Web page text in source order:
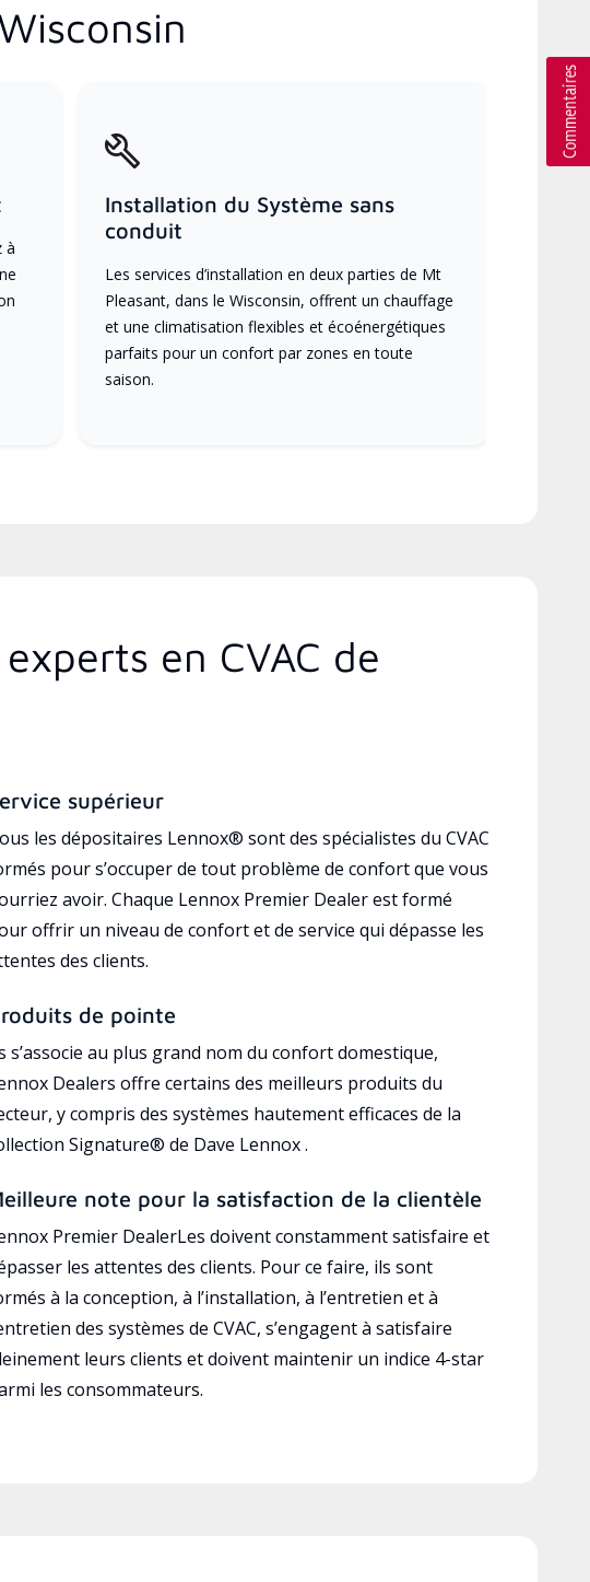
à
Installation du Système sans
conduit
Les services d’installation en deux parties de Mt
Pleasant, dans le Wisconsin, offrent un chauffage
et une climatisation flexibles et écoénergétiques
parfaits pour un confort par zones en toute
saison.
en CVAC de
supérieur
les dépositaires Lennox® sont des spécialistes du CVAC
pour s’occuper de tout problème de confort que vous
avoir. Chaque Lennox Premier Dealer est formé
offrir un niveau de confort et de service qui dépasse les
des clients.
de pointe
s’associe au plus grand nom du confort domestique,
Dealers offre certains des meilleurs produits du
y compris des systèmes hautement efficaces de la
Signature® de Dave Lennox .
note pour la satisfaction de la clientèle
Premier DealerLes doivent constamment satisfaire et
les attentes des clients. Pour ce faire, ils sont
à la conception, à l’installation, à l’entretien et à
des systèmes de CVAC, s’engagent à satisfaire
leurs clients et doivent maintenir un indice 4-star
les consommateurs.